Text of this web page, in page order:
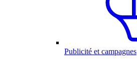
Publicité et campagnes